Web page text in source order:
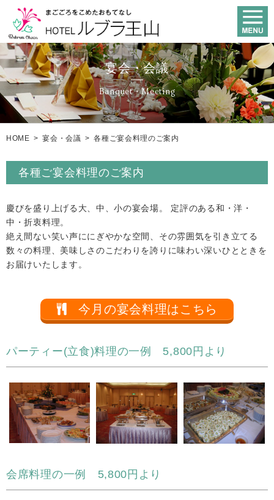
宴会・会議
Banquet・Meeting
HOME > 宴会・会議 > 各種ご宴会料理のご案内
各種ご宴会料理のご案内
慶びを盛り上げる大、中、小の宴会場。 定評のある和・洋・
中・折衷料理。
絶え間ない笑い声ににぎやかな空間、その雰囲気を引き立てる
数々の料理、美味しさのこだわりを誇りに味わい深いひとときを
お届けいたします。
今月の宴会料理はこちら
パーティー(立食)料理の一例 5,800円より
会席料理の一例 5,800円より